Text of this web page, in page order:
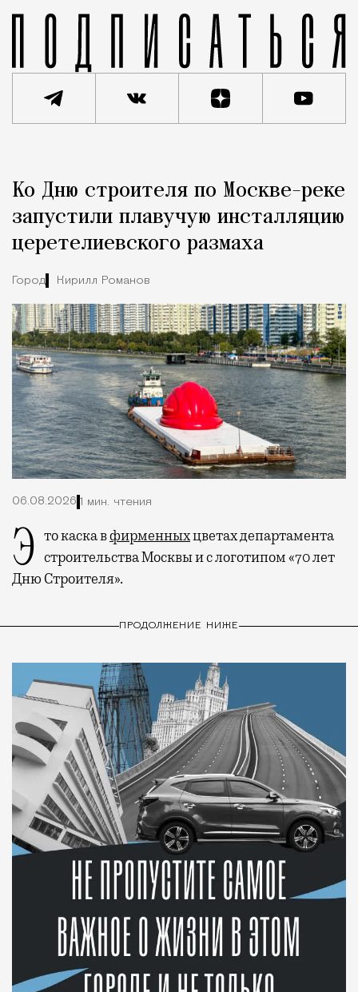
Город
Ко Дню строителя по Москве-реке
запустили плавучую инсталляцию
церетелиевского размаха
Город Кирилл Романов
06.08.2026 1 мин. чтения
Это каска вфирменныхцветах департамента
строительства Москвы и с логотипом «70 лет
Дню Строителя».
ПРОДОЛЖЕНИЕ НИЖЕ